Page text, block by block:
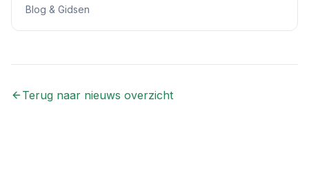
Blog & Gidsen
Terug naar nieuws overzicht